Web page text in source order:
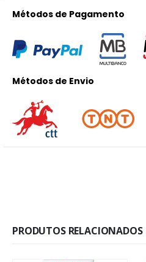
Métodos de Pagamento
Métodos de Envio
PRODUTOS RELACIONADOS